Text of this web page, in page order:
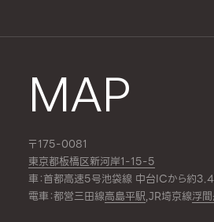
MAP
〒175-0081
東京都板橋区新河岸1-15-5
車：首都高速5号池袋線 中台ICから約
電車：都営三田線高島平駅,JR埼京線浮